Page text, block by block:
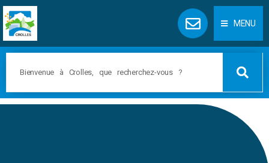
MENU
Panneau de gestion des cookies